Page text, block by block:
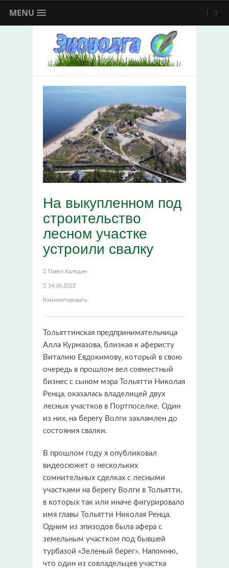
MENU
На выкупленном под
строительство
лесном участке
устроили свалку
Павел Каледин
14.06.2022
Комментировать
Тольяттинская предпринимательница
Алла Курмазова, близкая к аферисту
Виталию Евдокимову, который в свою
очередь в прошлом вел совместный
бизнес с сыном мэра Тольятти Николая
Ренца, оказалась владелицей двух
лесных участков в Портпоселке. Один
из них, на берегу Волги захламлен до
состояния свалки.
В прошлом году я опубликовал
видеосюжет о нескольких
сомнительных сделках с лесными
участками на берегу Волги в Тольятти,
в которых так или иначе фигурировало
имя главы Тольятти Николая Ренца.
Одним из эпизодов была афера с
земельным участком под бывшей
турбазой «Зеленый берег». Напомню,
что один из совладельцев участка